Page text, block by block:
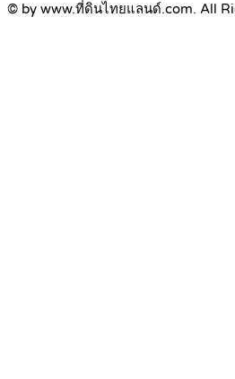
© by www.ที่ดินไทยแลนด์.com. All